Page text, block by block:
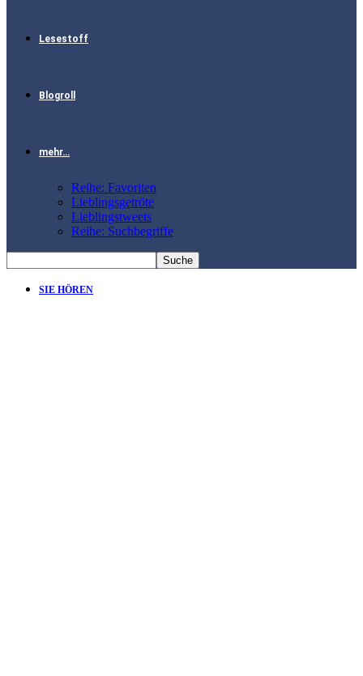
Lesestoff
Blogroll
mehr…
Reihe: Favoriten
Lieblingsgetröte
Lieblingstweets
Reihe: Suchbegriffe
SIE HÖREN